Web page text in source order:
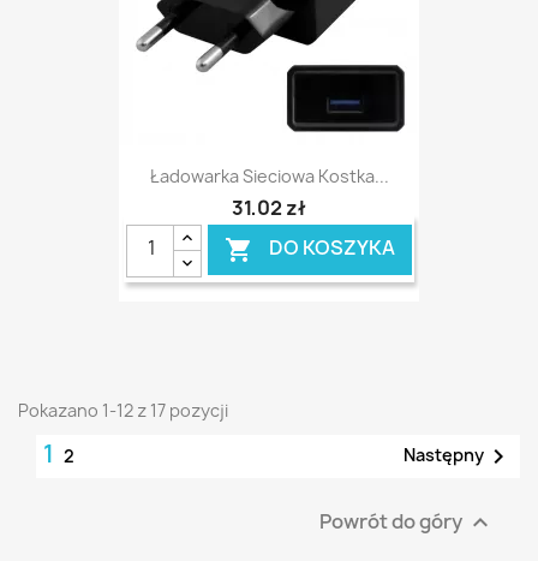
Ładowarka Sieciowa Kostka...
31,02 zł
 DO KOSZYKA
Pokazano 1-12 z 17 pozycji
1 2 Następny 
Powrót do góry 